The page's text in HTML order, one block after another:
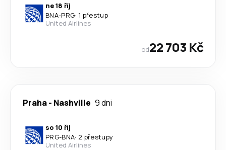
ne 18 říj
BNA-PRG· 1 přestup
United Airlines
od22 703 Kč
Praha- Nashville 9 dni
so 10 říj
PRG-BNA· 2 přestupy
United Airlines